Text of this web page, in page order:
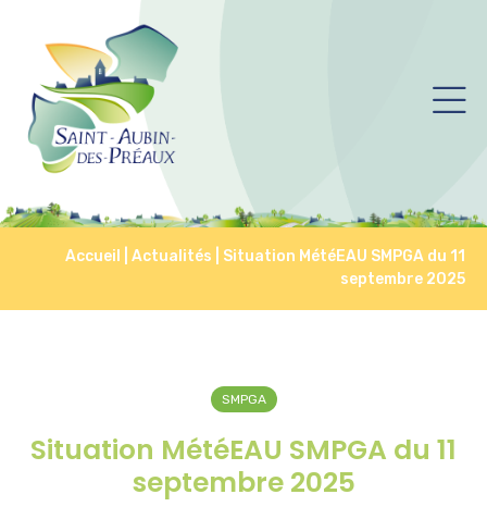
Accueil Actualités
Situation MétéEAU SMPGA du 11
septembre 2025
SMPGA
Situation MétéEAU SMPGA du 11
septembre 2025